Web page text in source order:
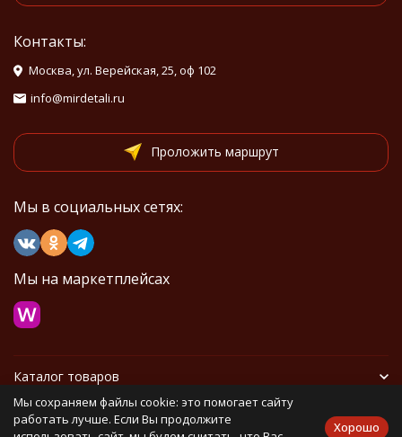
Контакты:
Москва, ул. Верейская, 25, оф 102
info@mirdetali.ru
Проложить маршрут
Мы в социальных сетях:
Мы на маркетплейсах
Каталог товаров
Информация
Мы сохраняем файлы cookie: это помогает сайту
работать лучше. Если Вы продолжите
Хорошо